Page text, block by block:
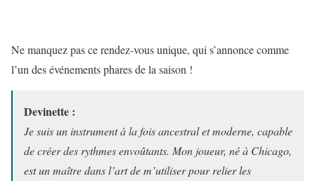
Ne manquez pas ce rendez-vous unique, qui s’annonce comme
l’un des événements phares de la saison !
Devinette :
Je suis un instrument à la fois ancestral et moderne, capable
de créer des rythmes envoûtants. Mon joueur, né à Chicago,
est un maître dans l’art de m’utiliser pour relier les